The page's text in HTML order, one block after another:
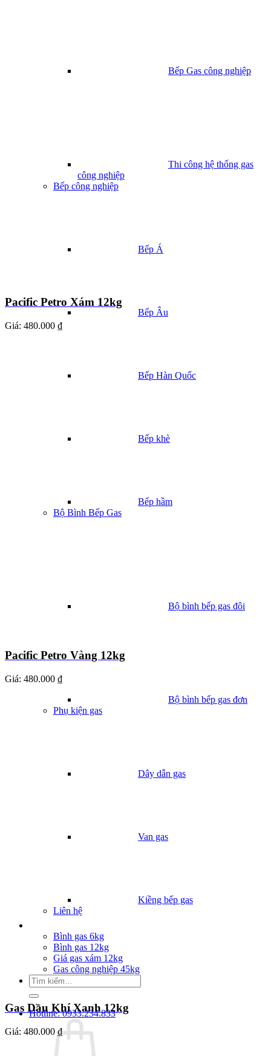
Bếp Gas công nghiệp
Thi công hệ thống gas
công nghiệp
Bếp công nghiệp
Bếp Á
Bếp Âu
Bếp Hàn Quốc
Bếp khè
Bếp hầm
Bộ Bình Bếp Gas
Bộ bình bếp gas đôi
Bộ bình bếp gas đơn
Phụ kiện gas
Dây dẫn gas
Van gas
Kiềng bếp gas
Liên hệ
Bình gas 6kg
Bình gas 12kg
Giá gas xám 12kg
Gas công nghiệp 45kg
Tìm
kiếm:
Hotline: 0933.234.833
Pacific Petro Xám 12kg
Giá: 480.000 ₫
Pacific Petro Vàng 12kg
Giá: 480.000 ₫
Gas Dầu Khí Xanh 12kg
Giá: 480.000 ₫